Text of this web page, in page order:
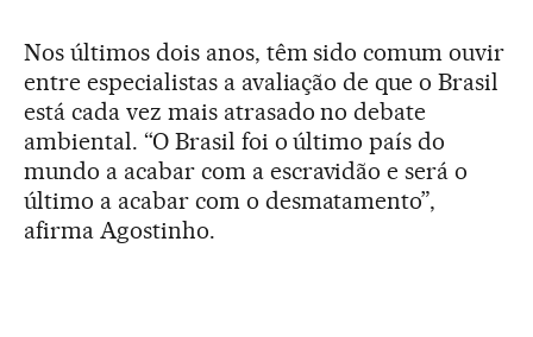
Nos últimos dois anos, têm sido comum ouvir
entre especialistas a avaliação de que o Brasil
está cada vez mais atrasado no debate
ambiental. “O Brasil foi o último país do
mundo a acabar com a escravidão e será o
último a acabar com o desmatamento”,
afirma Agostinho.